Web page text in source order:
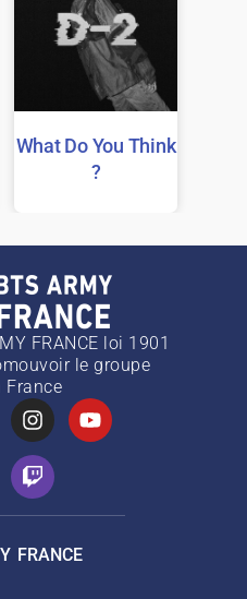
What Do You Think
?
FRANCE loi 1901
le groupe
France
FRANCE